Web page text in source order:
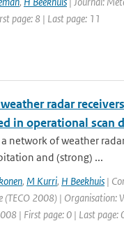
page: 8 | Last page: 11
radar
in operational scan
network of weather
and (strong) ...
, M Kurri, H Beekhuis |
(TECO 2008) | Organisation:
| First page: 0 | Last page: